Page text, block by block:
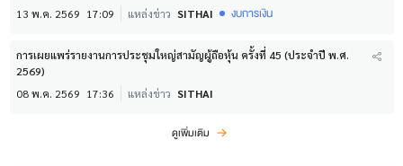
13 พ.ค. 2569 17:09 แหล่งข่าว SITHAI งบการเงิน
การเผยแพร่รายงานการประชุมใหญ่สามัญผู้ถือหุ้น ครั้งที่ 45 (ประจำปี พ.ศ.
2569)
08 พ.ค. 2569 17:36 แหล่งข่าว SITHAI
ดูเพิ่มเติม